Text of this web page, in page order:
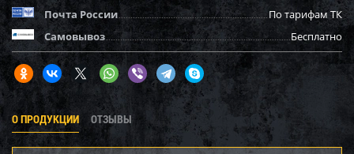
Почта России
По тарифам ТК
Самовывоз
Бесплатно
О ПРОДУКЦИИ ОТЗЫВЫ